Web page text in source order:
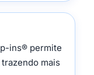
ins® permite
mais